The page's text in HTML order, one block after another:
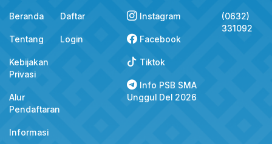
Beranda
Tentang
Kebijakan
Privasi
Alur
Pendaftaran
Informasi
Daftar
Login
Instagram
Facebook
Tiktok
Info PSB SMA
Unggul Del 2026
(0632)
331092